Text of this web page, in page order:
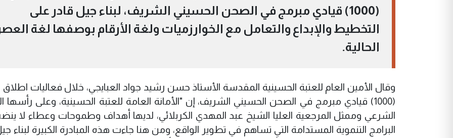
(1000) قيادي مبرمج في الصحن الحسيني الشريف، لبناء جيل قادر على
التخطيط والإبداع والتعامل مع الخوارزميات ولغة الأرقام بوصفها لغة
الحالية.
وقال الأمين العام للعتبة الحسينية المقدسة الأستاذ حسن رشيد جواد العبايجي، خلال فعاليات اطلاق
(1000) قيادي مبرمج في الصحن الحسيني الشريف، إن "الأمانة العامة للعتبة الحسينية، وعلى رأسها
الشرعي وممثل المرجعية العليا الشيخ عبد المهدي الكربلائي، لديها أهداف وطموحات وعطاء لا
البرامج التنموية المستدامة التي تساهم في تطوير الواقع، ومن هنا جاءت هذه المبادرة الكبيرة لبناء